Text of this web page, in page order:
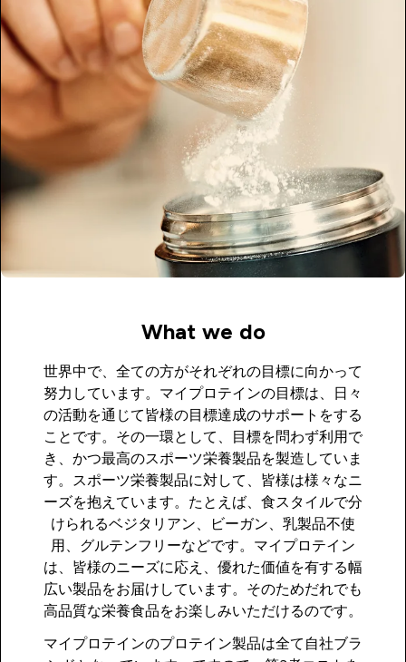
What we do
世界中で、全ての方がそれぞれの目標に向かって
努力しています。マイプロテインの目標は、日々
の活動を通じて皆様の目標達成のサポートをする
ことです。その一環として、目標を問わず利用で
き、かつ最高のスポーツ栄養製品を製造していま
す。スポーツ栄養製品に対して、皆様は様々なニ
ーズを抱えています。たとえば、食スタイルで分
けられるベジタリアン、ビーガン、乳製品不使
用、グルテンフリーなどです。マイプロテイン
は、皆様のニーズに応え、優れた価値を有する幅
広い製品をお届けしています。そのためだれでも
高品質な栄養食品をお楽しみいただけるのです。
マイプロテインのプロテイン製品は全て自社ブラ